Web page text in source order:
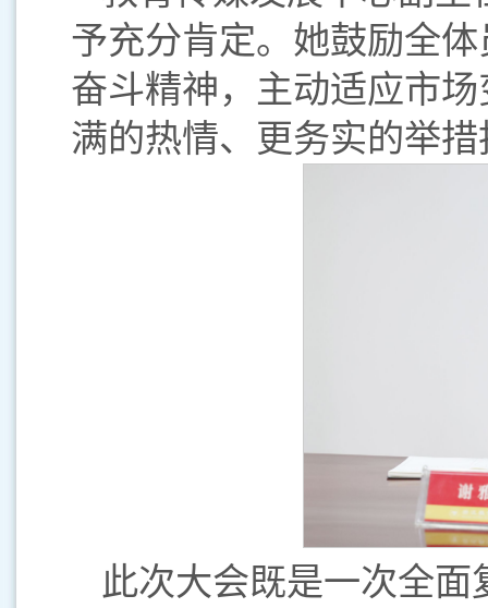
予充分肯定。她鼓励全
奋斗精神，主动适应市
满的热情、更务实的举
此次大会既是一次全面